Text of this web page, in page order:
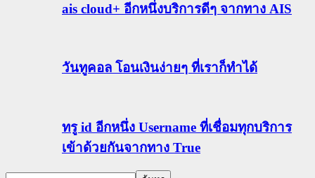
ais cloud+ อีกหนึ่งบริการดีๆ จากทาง AIS
วันทูคอล โอนเงินง่ายๆ ที่เราก็ทำได้
ทรู id อีกหนึ่ง Username ที่เชื่อมทุกบริการ
เข้าด้วยกันจากทาง True